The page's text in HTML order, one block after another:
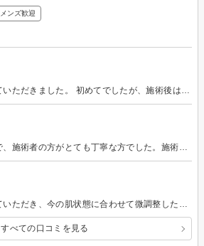
メンズ歓迎
愛想よく、丁寧に対応していただきました。 初めてでしたが、施術後は、肌のトーンアップを感じました。 機会があればまた伺いたいです！
綺麗な落ち着いたサロンで、施術者の方がとても丁寧な方でした。施術以降、お肌にハリが出ています。また予約したいと思います。
丁寧にカウンセリングしていただき、今の肌状態に合わせて微調整したピーリングと毛穴ケアを受けました。 施術後はすっかりくすみがなくなり、透明感のある肌になっていたのが嬉しかったです。 今まで長い間大手エステに通っていたのですが、そちらがケミカルなものを多く肌に足していく施術だとしたら、こちらは余分なものを引いて肌の本来の良さを引き出すような施術で、それがとても好ましく思えました。 継続して通って、少しづつ良い肌に引き上げていきたいなと思います。
すべての口コミを見る